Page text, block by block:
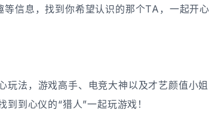
信息，找到你希望认识的那个TA，一起开心
法，游戏高手、电竞大神以及才艺颜值小姐
到心仪的“猎人”一起玩游戏！